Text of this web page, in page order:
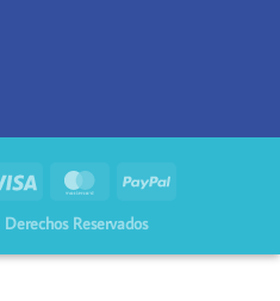
Derechos Reservados